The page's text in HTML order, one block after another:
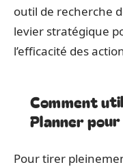
outil de recherche
levier stratégique
l’efficacité des
Comment
Planner
Pour tirer